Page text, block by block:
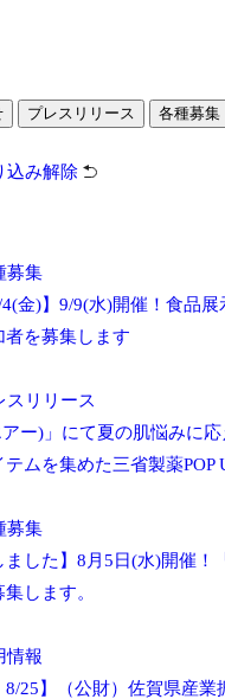
プレスリリース 各種募集
込み解除
募集
4(金)】9/9(水)開催！食品
者を募集します
スリリース
アー)」にて夏の肌悩みに
ムを集めた三省製薬POP
募集
ました】8月5日(水)開催！
します。
情報
8/25】（公財）佐賀県産